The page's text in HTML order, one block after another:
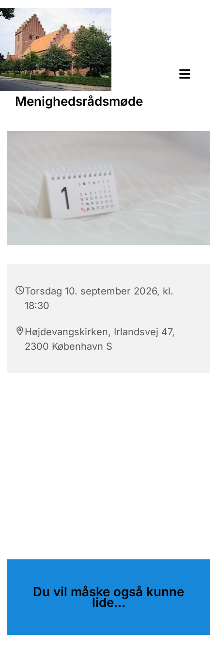
Menighedsrådsmøde
Torsdag 10. september 2026, kl.
18:30
Højdevangskirken, Irlandsvej 47,
2300 København S
Du vil måske også kunne
lide...